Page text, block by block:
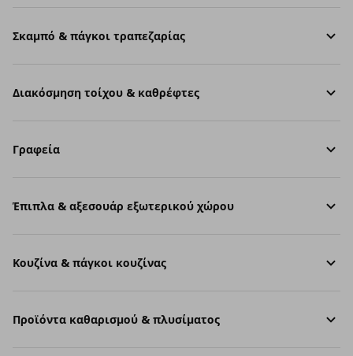
Σκαμπό & πάγκοι τραπεζαρίας
Διακόσμηση τοίχου & καθρέφτες
Γραφεία
Έπιπλα & αξεσουάρ εξωτερικού χώρου
Κουζίνα & πάγκοι κουζίνας
Προϊόντα καθαρισμού & πλυσίματος